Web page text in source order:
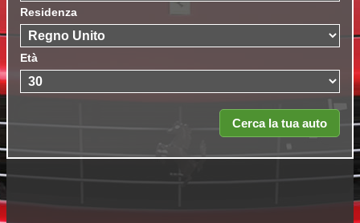
Residenza
Età